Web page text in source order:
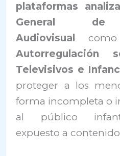
plataformas
General de
Audiovisual
Autorregulación
Televisivos e
proteger a los
forma incompleta o
al público
expuesto a